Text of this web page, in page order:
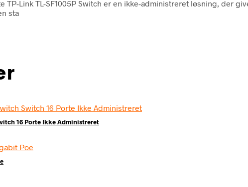
TP-Link TL-SF1005P Switch er en ikke-administreret løsning,
sta
16 Porte Ikke Administreret